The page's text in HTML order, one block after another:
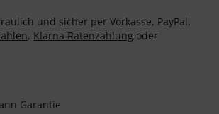
und sicher per Vorkasse, PayPal,
, Klarna Ratenzahlung oder
Garantie